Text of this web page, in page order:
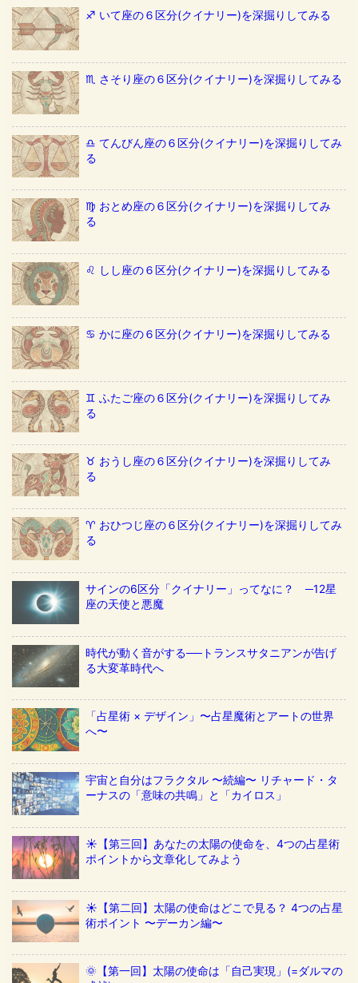
♐️ いて座の６区分(クイナリー)を深掘りしてみる
♏️ さそり座の６区分(クイナリー)を深掘りしてみる
♎️ てんびん座の６区分(クイナリー)を深掘りしてみ
る
♍️ おとめ座の６区分(クイナリー)を深掘りしてみ
る
♌️ しし座の６区分(クイナリー)を深掘りしてみる
♋️ かに座の６区分(クイナリー)を深掘りしてみる
♊️ ふたご座の６区分(クイナリー)を深掘りしてみ
る
♉️ おうし座の６区分(クイナリー)を深掘りしてみ
る
♈️ おひつじ座の６区分(クイナリー)を深掘りしてみ
る
サインの6区分「クイナリー」ってなに？ ─12星
座の天使と悪魔
時代が動く音がする──トランスサタニアンが告げ
る大変革時代へ
「占星術 × デザイン」〜占星魔術とアートの世界
へ〜
宇宙と自分はフラクタル 〜続編〜 リチャード・タ
ーナスの「意味の共鳴」と「カイロス」
☀️【第三回】あなたの太陽の使命を、4つの占星術
ポイントから文章化してみよう
☀️【第二回】太陽の使命はどこで見る？ 4つの占星
術ポイント 〜デーカン編〜
🌞【第一回】太陽の使命は「自己実現」(=ダルマの